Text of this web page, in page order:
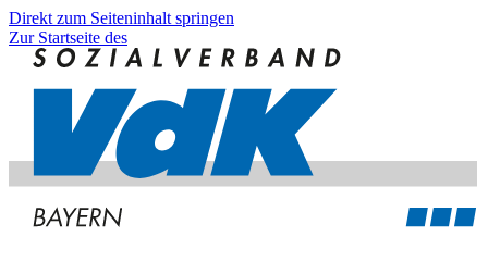
Direkt zum Seiteninhalt springen
Zur Startseite des